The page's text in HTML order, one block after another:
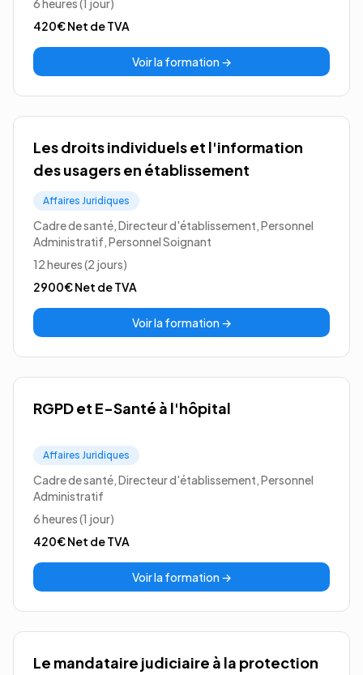
6 heures (1 jour)
420€Net de TVA
Voir la formation →
Les droits individuels et l'information
des usagers en établissement
Affaires Juridiques
Cadre de santé, Directeur d'établissement, Personnel
Administratif, Personnel Soignant
12 heures (2 jours)
2900€Net de TVA
Voir la formation →
RGPD et E-Santé à l'hôpital
Affaires Juridiques
Cadre de santé, Directeur d'établissement, Personnel
Administratif
6 heures (1 jour)
420€Net de TVA
Voir la formation →
Le mandataire judiciaire à la protection